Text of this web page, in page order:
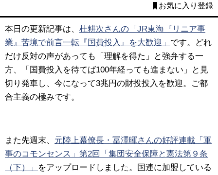
お気に入り登録
本日の更新記事は、 杜耕次さんの「JR東海『リニア事
業』苦境で前言一転『国費投入』を大歓迎」 です。
どれ
だけ反対の声があっても「理解を得た」と強弁する一
方、「国費投入を待てば100年経っても進まない」と見
切り発車し、今になって3兆円の財投投入を歓迎。ご都
合主義の極みです。
また先週末、 元陸上幕僚長・冨澤暉さんの好評連載「軍
事のコモンセンス」第2回「集団安全保障と憲法第９条
（下）」
をアップロードしました。
国連に加盟している